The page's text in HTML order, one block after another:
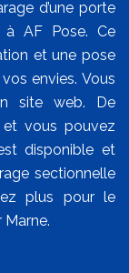
d’une porte
à AF Pose. Ce
et une pose
envies. Vous
site web. De
vous pouvez
disponible et
sectionnelle
plus pour le